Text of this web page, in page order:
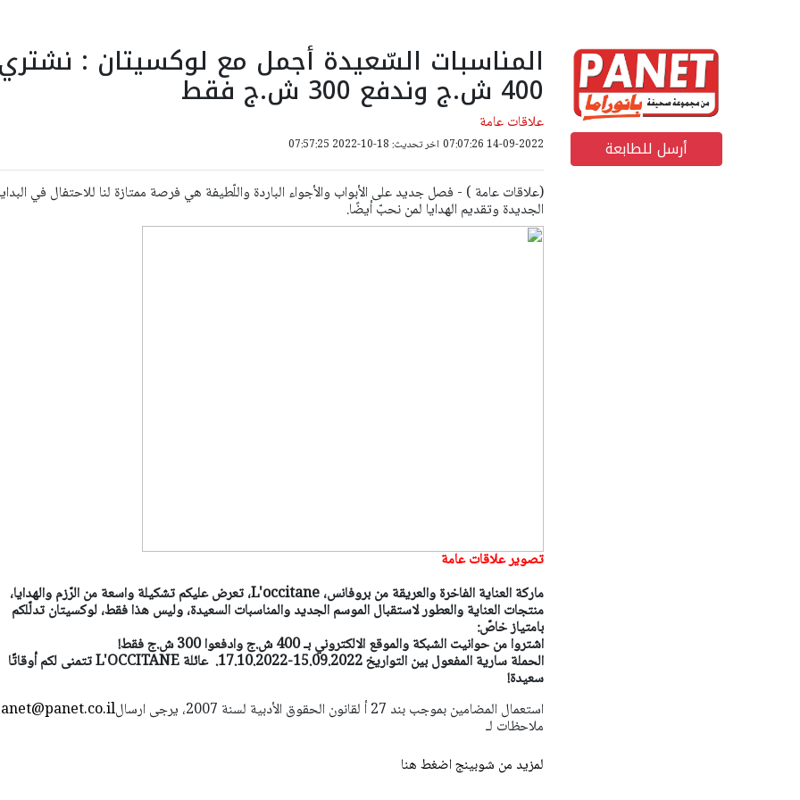
أرسل للطابعة
المناسبات السّعيدة أجمل مع لوكسيتان : نشتري
400 ش.ج وندفع 300 ش.ج فقط
علاقات عامة
14-09-2022 07:07:26 اخر تحديث: 18-10-2022 07:57:25
(علاقات عامة ) - فصل جديد على الأبواب والأجواء الباردة واللّطيفة هي فرصة ممتازة لنا للاحتفال في
الجديدة وتقديم الهدايا لمن نحبّ أيضًا.
تصوير علاقات عامة
ماركة العناية الفاخرة والعريقة من بروفانس، L'occitane، تعرض عليكم تشكيلة واسعة من الرّزم والهدايا،
منتجات العناية والعطور لاستقبال الموسم الجديد والمناسبات السعيدة، وليس هذا فقط، لوكسيتان تدلّلكم
بامتياز خاصّ:
اشتروا من حوانيت الشبكة والموقع الالكتروني بـ 400 ش.ج وادفعوا 300 ش.ج فقط!
الحملة سارية المفعول بين التواريخ 15.09.2022-17.10.2022. عائلة L'OCCITANE تتمنى لكم أوقاتًا
سعيدة!
استعمال المضامين بموجب بند 27 أ لقانون الحقوق الأدبية لسنة 2007، يرجى ارسال
ملاحظات لـ
لمزيد من شوبينج اضغط هنا